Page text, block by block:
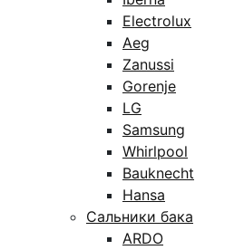
Electrolux
Aeg
Zanussi
Gorenje
LG
Samsung
Whirlpool
Bauknecht
Hansa
Сальники бака
ARDO